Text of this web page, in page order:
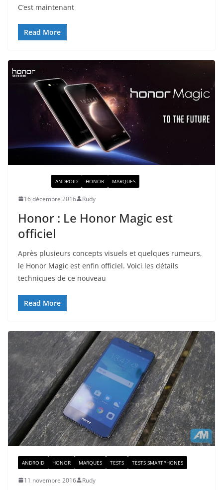
C’est maintenant
Read More
ANDROID HONOR MARQUES
16 décembre 2016 Rudy
Honor : Le Honor Magic est
officiel
Après plusieurs concepts visuels et quelques rumeurs,
le Honor Magic est enfin officiel. Voici les détails
techniques de ce nouveau
Read More
ANDROID HONOR MARQUES TESTS TESTS SMARTPHONES
11 novembre 2016 Rudy